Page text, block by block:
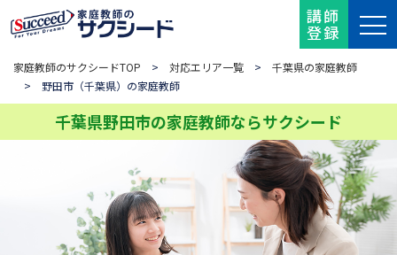
講師
登録
家庭教師のサクシードTOP > 対応エリア一覧 > 千葉県の家庭教師
> 野田市（千葉県）の家庭教師
千葉県野田市の家庭教師ならサクシード